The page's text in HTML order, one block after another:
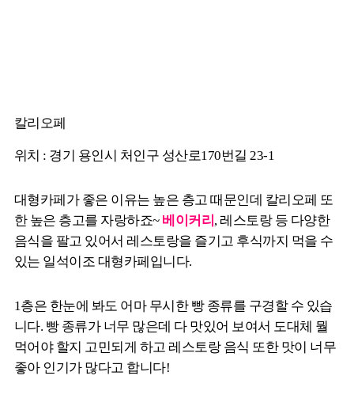
칼리오페
위치 : 경기 용인시 처인구 성산로170번길 23-1
대형카페가 좋은 이유는 높은 층고 때문인데 칼리오페 또
한 높은 층고를 자랑하죠~ 베이커리 , 레스토랑 등 다양한
음식을 팔고 있어서 레스토랑을 즐기고 후식까지 먹을 수
있는 일석이조 대형카페입니다.
1층은 한눈에 봐도 어마 무시한 빵 종류를 구경할 수 있습
니다. 빵 종류가 너무 많은데 다 맛있어 보여서 도대체 뭘
먹어야 할지 고민되게 하고 레스토랑 음식 또한 맛이 너무
좋아 인기가 많다고 합니다!